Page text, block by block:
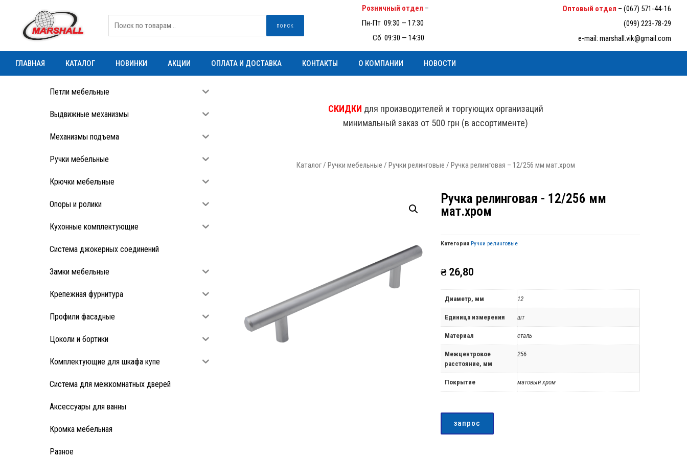
поиск
Розничный отдел –
Пн-Пт 09:30 — 17:30
Пн-Сб 09:30 — 14:30
Оптовый отдел – (067) 571-44-16
(099) 223-78-29
e-mail: marshall.vik@gmail.com
ГЛАВНАЯ КАТАЛОГ НОВИНКИ АКЦИИ ОПЛАТА И ДОСТАВКА КОНТАКТЫ О КОМПАНИИ НОВОСТИ
Петли мебельные
Выдвижные механизмы
Механизмы подъема
Ручки мебельные
Крючки мебельные
Опоры и ролики
Кухонные комплектующие
Система джокерных соединений
Замки мебельные
Крепежная фурнитура
Профили фасадные
Цоколи и бортики
Комплектующие для шкафа купе
Система для межкомнатных дверей
Аксессуары для ванны
Кромка мебельная
Разное
СКИДКИ для производителей и торгующих организаций
минимальный заказ от 500 грн (в ассортименте)
Каталог/ Ручки мебельные / Ручки релинговые / Ручка релинговая – 12/256 мм мат.хром
Ручка релинговая - 12/256 мм
мат.хром
Категория Ручки релинговые
₴ 26,80
Диаметр, мм 12
Единица измерения шт
Материал сталь
Межцентровое
расстояние, мм
256
Покрытие матовый хром
запрос